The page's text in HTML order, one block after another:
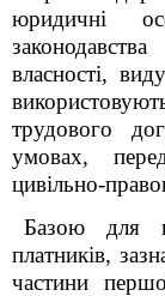
юридичні
власності,
трудового
умовах,
цивільно-
Базою для
платників,
частини